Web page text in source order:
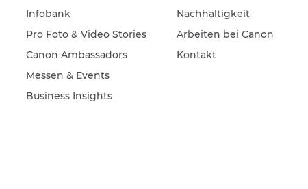
Infobank
Pro Foto & Video Stories
Canon Ambassadors
Messen & Events
Business Insights
Nachhaltigkeit
Arbeiten bei Canon
Kontakt